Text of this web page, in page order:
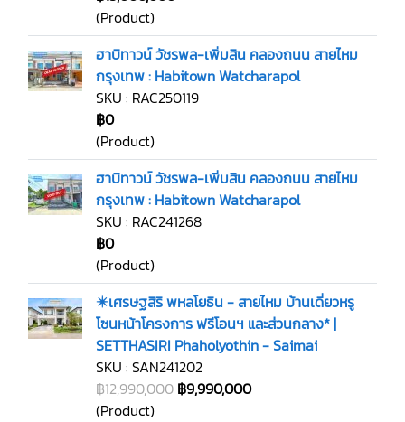
(Product)
ฮาบิทาวน์ วัชรพล-เพิ่มสิน คลองถนน สายไหม
กรุงเทพ : Habitown Watcharapol
SKU : RAC250119
฿0
(Product)
ฮาบิทาวน์ วัชรพล-เพิ่มสิน คลองถนน สายไหม
กรุงเทพ : Habitown Watcharapol
SKU : RAC241268
฿0
(Product)
✴️เศรษฐสิริ พหลโยธิน - สายไหม บ้านเดี่ยวหรู
โซนหน้าโครงการ ฟรีโอนฯ และส่วนกลาง* |
SETTHASIRI Phaholyothin - Saimai
SKU : SAN241202
฿12,990,000 ฿9,990,000
(Product)